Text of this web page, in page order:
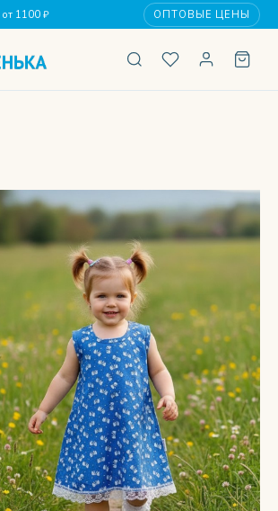
от 1100 ₽ ОПТОВЫЕ ЦЕНЫ